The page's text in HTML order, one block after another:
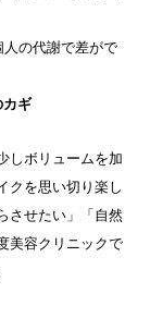
の代謝で差がで
ギ
しボリュームを加
クを思い切り楽し
させたい」「自然
美容クリニックで